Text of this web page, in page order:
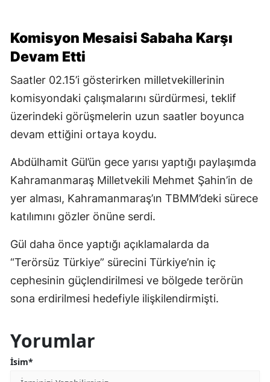
Komisyon Mesaisi Sabaha Karşı
Devam Etti
Saatler 02.15’i gösterirken milletvekillerinin
komisyondaki çalışmalarını sürdürmesi, teklif
üzerindeki görüşmelerin uzun saatler boyunca
devam ettiğini ortaya koydu.
Abdülhamit Gül’ün gece yarısı yaptığı paylaşımda
Kahramanmaraş Milletvekili Mehmet Şahin’in de
yer alması, Kahramanmaraş’ın TBMM’deki sürece
katılımını gözler önüne serdi.
Gül daha önce yaptığı açıklamalarda da
“Terörsüz Türkiye” sürecini Türkiye’nin iç
cephesinin güçlendirilmesi ve bölgede terörün
sona erdirilmesi hedefiyle ilişkilendirmişti.
Yorumlar
İsim*